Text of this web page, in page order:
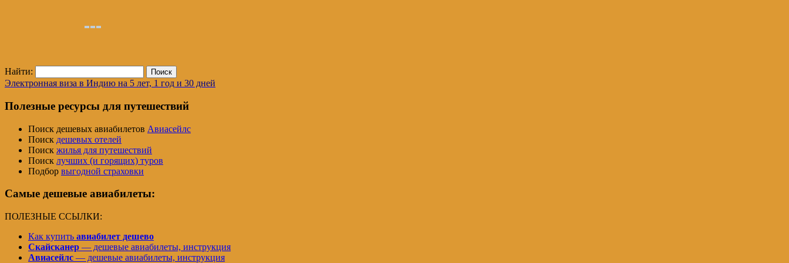
Найти:
Электронная виза в Индию на 5 лет, 1 год и 30 дней
Полезные ресурсы для путешествий
Поиск дешевых авиабилетов Авиасейлс
Поиск дешевых отелей
Поиск жилья для путешествий
Поиск лучших (и горящих) туров
Подбор выгодной страховки
Самые дешевые авиабилеты:
ПОЛЕЗНЫЕ ССЫЛКИ:
Как купить авиабилет дешево
Скайсканер — дешевые авиабилеты, инструкция
Авиасейлс — дешевые авиабилеты, инструкция